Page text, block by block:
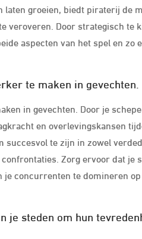
groeien, biedt piraterij de
veroveren. Door strategisch te
aspecten van het spel en zo
te maken in gevechten.
in gevechten. Door je
en overlevingskansen
succesvol te zijn in zowel
Zorg ervoor dat je
concurrenten te domineren
je steden om hun